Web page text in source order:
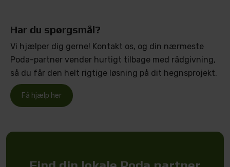
Har du spørgsmål?
Vi hjælper dig gerne! Kontakt os, og din nærmeste
Poda-partner vender hurtigt tilbage med rådgivning,
så du får den helt rigtige løsning på dit hegnsprojekt.
Få hjælp her